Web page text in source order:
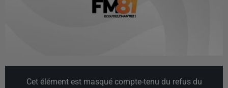
Cet élément est masqué compte-tenu du refus du